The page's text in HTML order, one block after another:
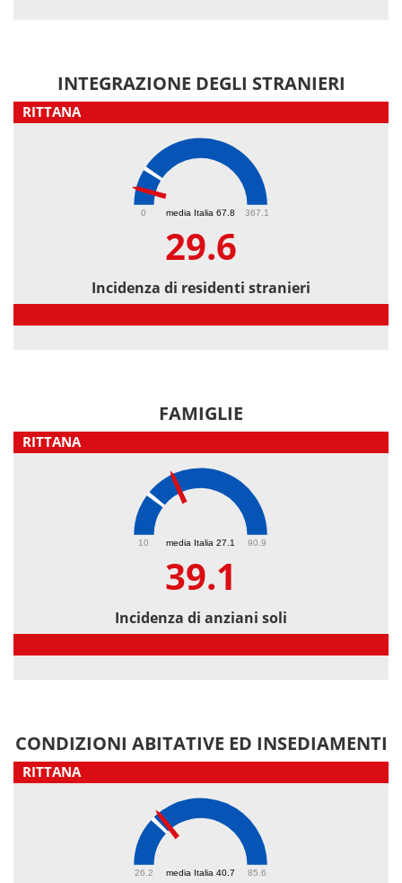
INTEGRAZIONE DEGLI STRANIERI
RITTANA
media Italia 67.8
0 367.1
29.6
Incidenza di residenti stranieri
FAMIGLIE
RITTANA
media Italia 27.1
10 90.9
39.1
Incidenza di anziani soli
CONDIZIONI ABITATIVE ED INSEDIAMENTI
RITTANA
media Italia 40.7
26.2 85.6